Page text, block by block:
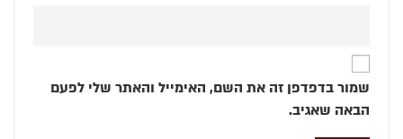
שמור בדפדפן זה את השם, האימייל והאתר שלי לפעם
הבאה שאגיב.